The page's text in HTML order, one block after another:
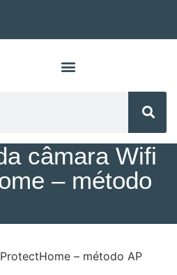
câmara Wifi
– método
– método AP